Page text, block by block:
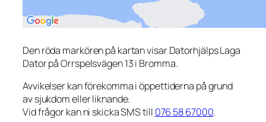
Den röda markören på kartan visar Datorhjälps Laga
Dator på Orrspelsvägen 13 i Bromma.
Avvikelser kan förekomma i öppettiderna på grund
av sjukdom eller liknande.
Vid frågor kan ni skicka SMS till 076 58 67000.